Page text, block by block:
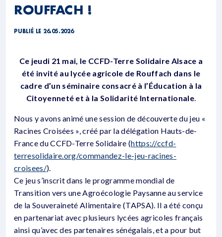
ROUFFACH !
PUBLIÉ LE 26.05.2026
Ce jeudi 21 mai, le CCFD-Terre Solidaire Alsace a
été invité au lycée agricole de Rouffach dans le
cadre d’un séminaire consacré à l’Éducation à la
Citoyenneté et à la Solidarité Internationale.
Nous y avons animé une session de découverte du jeu «
Racines Croisées », créé par la délégation Hauts-de-
France du CCFD-Terre Solidaire (https://ccfd-
terresolidaire.org/commandez-le-jeu-racines-
croisees/).
Ce jeu s’inscrit dans le programme mondial de
Transition vers une Agroécologie Paysanne au service
de la Souveraineté Alimentaire (TAPSA). Il a été conçu
en partenariat avec plusieurs lycées agricoles français
ainsi qu’avec des partenaires sénégalais, et a pour but